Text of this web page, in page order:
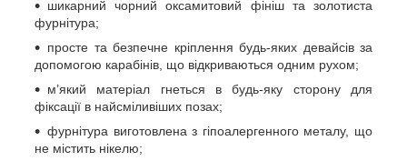
шикарний чорний оксамитовий фініш та золотиста
фурнітура;
просте та безпечне кріплення будь-яких девайсів за
допомогою карабінів, що відкриваються одним рухом;
м’який матеріал гнеться в будь-яку сторону для
фіксації в найсміливіших позах;
фурнітура виготовлена ​​з гіпоалергенного металу, що
не містить нікелю;